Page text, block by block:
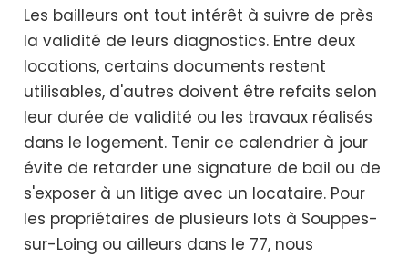
Les bailleurs ont tout intérêt à suivre de près
la validité de leurs diagnostics. Entre deux
locations, certains documents restent
utilisables, d'autres doivent être refaits selon
leur durée de validité ou les travaux réalisés
dans le logement. Tenir ce calendrier à jour
évite de retarder une signature de bail ou de
s'exposer à un litige avec un locataire. Pour
les propriétaires de plusieurs lots à Souppes-
sur-Loing ou ailleurs dans le 77, nous